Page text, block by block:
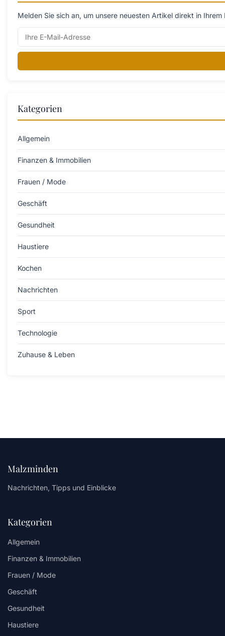
Melden Sie sich an, um unsere neuesten Artikel direkt in
Kategorien
Allgemein
Finanzen & Immobilien
Frauen / Mode
Geschäft
Gesundheit
Haustiere
Kochen
Nachrichten
Sport
Technologie
Zuhause & Leben
Malzminden
Nachrichten, Tipps und Einblicke
Kategorien
Allgemein
Finanzen & Immobilien
Frauen / Mode
Geschäft
Gesundheit
Haustiere